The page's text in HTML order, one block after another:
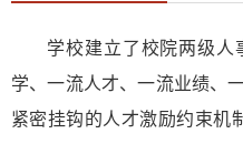
学校建立了校院两级人
学、一流人才、一流业绩、
紧密挂钩的人才激励约束机